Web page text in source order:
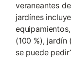
veraneantes
jardínes
(100 %), jardín
se puede